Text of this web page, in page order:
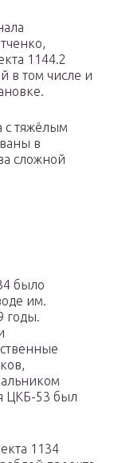
1144.2
в том числе и
с тяжёлым
в
сложной
было
им.
годы.
ЦКБ-53 был
1134